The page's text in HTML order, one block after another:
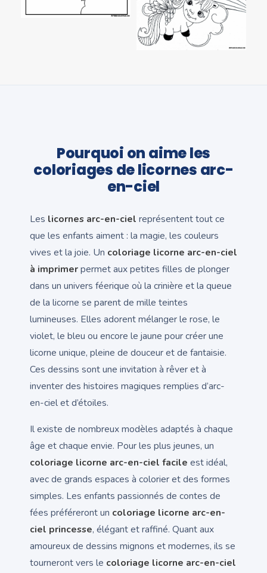
Pourquoi on aime les
coloriages de licornes arc-
en-ciel
Les licornes arc-en-ciel représentent tout ce
que les enfants aiment : la magie, les couleurs
vives et la joie. Un coloriage licorne arc-en-ciel
à imprimerpermet aux petites filles de plonger
dans un univers féerique où la crinière et la queue
de la licorne se parent de mille teintes
lumineuses. Elles adorent mélanger le rose, le
violet, le bleu ou encore le jaune pour créer une
licorne unique, pleine de douceur et de fantaisie.
Ces dessins sont une invitation à rêver et à
inventer des histoires magiques remplies d’arc-
en-ciel et d’étoiles.
Il existe de nombreux modèles adaptés à chaque
âge et chaque envie. Pour les plus jeunes, un
coloriage licorne arc-en-ciel facile est idéal,
avec de grands espaces à colorier et des formes
simples. Les enfants passionnés de contes de
fées préféreront un coloriage licorne arc-en-
ciel princesse, élégant et raffiné. Quant aux
amoureux de dessins mignons et modernes, ils se
tourneront vers le coloriage licorne arc-en-ciel